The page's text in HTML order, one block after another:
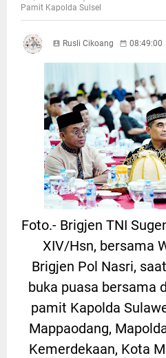
Pamit Kapolda Sulsel
Rusli Cikoang 08:49:00
Foto.- Brigjen TNI
XIV/Hsn, bersama
Brigjen Pol Nasri,
buka puasa bersama
pamit Kapolda
Mappaodang,
Kemerdekaan, Kota